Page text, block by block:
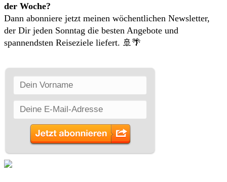
der Woche?
Dann abonniere jetzt meinen wöchentlichen Newsletter,
der Dir jeden Sonntag die besten Angebote und
spannendsten Reiseziele liefert. 🚢🌴